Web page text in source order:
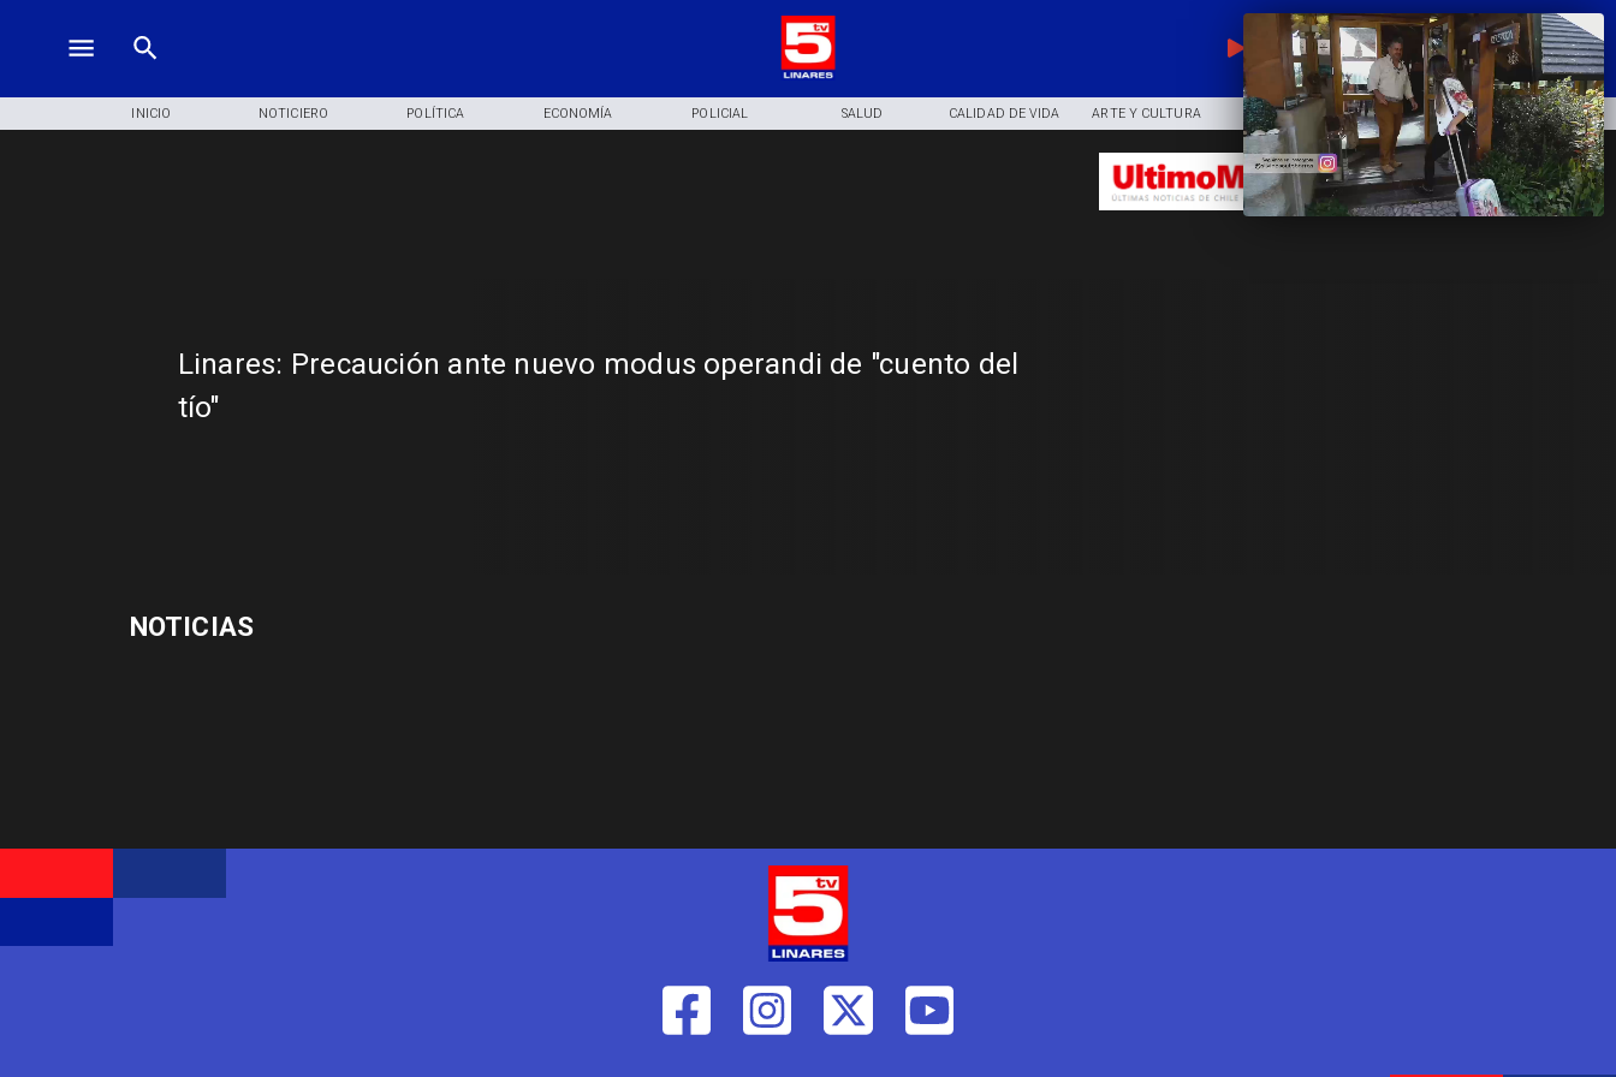
EN VIVO
INICIO NOTICIERO POLÍTICA ECONOMÍA POLICIAL SALUD CALIDAD DE VIDA ARTE Y CULTURA COMUNIDAD DEPORTES
Linares: Precaución ante nuevo modus operandi de "cuento del
tío"
NOTICIAS